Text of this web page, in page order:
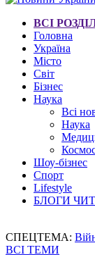
ВСІ
Головна
Україна
Місто
Світ
Бізнес
Наука
Всі
Наука
Шоу-бізнес
Спорт
Lifestyle
БЛОГИ
СПЕЦТЕМА:
ВСІ ТЕМИ